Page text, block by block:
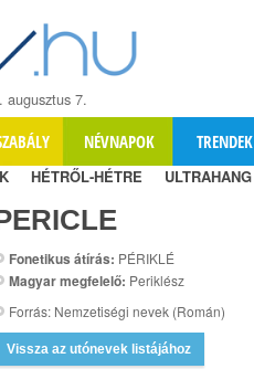
augusztus 7.
NÉVNAPOK TRENDEK
HÉTRŐL-HÉTRE ULTRAHANG
Fonetikus átírás: PÉRIKLÉ
Magyar megfelelő: Periklész
Forrás: Nemzetiségi nevek (Román)
Vissza az utónevek listájához